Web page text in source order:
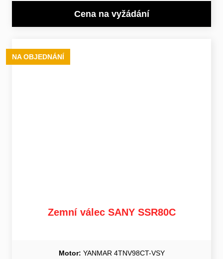
Cena na vyžádání
NA OBJEDNÁNÍ
Zemní válec SANY SSR80C
Motor: YANMAR 4TNV98CT-VSY